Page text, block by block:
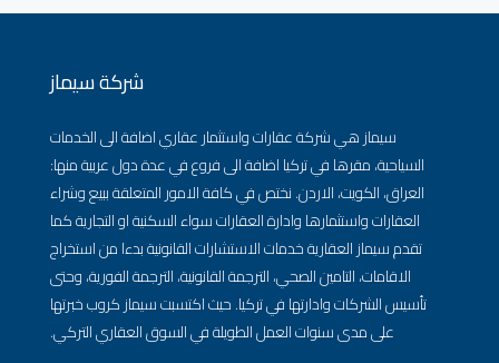
شركة سيماز
سيماز هي شركة عقارات واستثمار عقاري اضافة الى الخدمات
السياحية، مقرها في تركيا اضافة الى فروع في عدة دول عربية منها:
العراق، الكويت، الاردن. نختص في كافة الامور المتعلقة ببيع وشراء
العقارات واستثمارها وادارة العقارات سواء السكنية او التجارية كما
تقدم سيماز العقارية خدمات الاستشارات القانونية بدءا من استخراج
الاقامات، التامين الصحي، الترجمة القانونية، الترجمة الفورية، وحتى
تأسيس الشركات وادارتها في تركيا. حيث اكتسبت سيماز كروب خبرتها
على مدى سنوات العمل الطويلة في السوق العقاري التركي.